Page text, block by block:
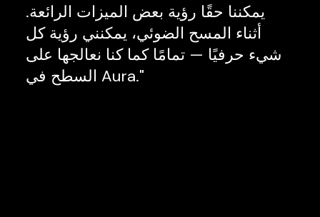
يمكننا حقًا رؤية بعض الميزات الرائعة.
أثناء المسح الضوئي، يمكنني رؤية كل
شيء حرفيًا — تمامًا كما كنا نعالجها على
السطح في Aura."